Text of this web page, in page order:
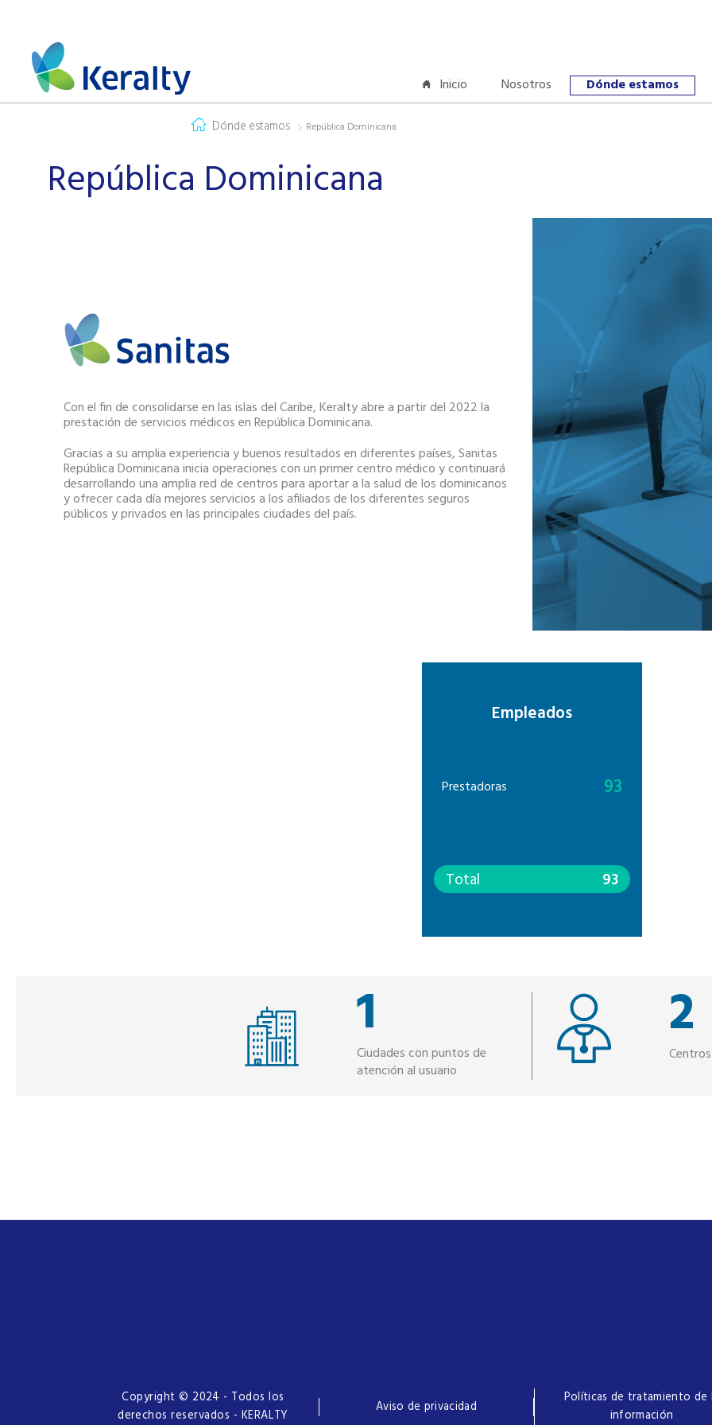
Inicio Nosotros Dónde estamos
Dónde estamos República Dominicana
República Dominicana
Con el fin de consolidarse en las islas del Caribe, Keralty abre a partir del 2022 la
prestación de servicios médicos en República Dominicana.
Gracias a su amplia experiencia y buenos resultados en diferentes países, Sanitas
República Dominicana inicia operaciones con un primer centro médico y continuará
desarrollando una amplia red de centros para aportar a la salud de los dominicanos
y ofrecer cada día mejores servicios a los afiliados de los diferentes seguros
públicos y privados en las principales ciudades del país.
Empleados
Prestadoras 93
Total 93
1
Ciudades con puntos de
atención al usuario
2
Copyright © 2024 - Todos los
derechos reservados - KERALTY
Aviso de privacidad
Políticas de tratamiento de
información